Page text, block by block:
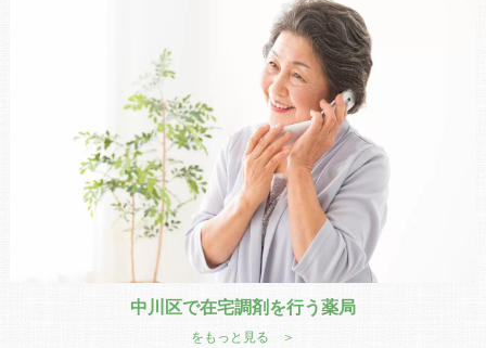
中川区で在宅調剤を行う薬局
をもっと見る ＞